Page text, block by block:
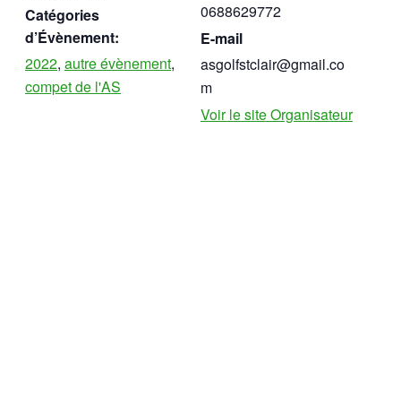
Catégories
d’Évènement:
2022, autre évènement,
compet de l'AS
0688629772
E-mail
asgolfstclair@gmail.co
m
Voir le site Organisateur